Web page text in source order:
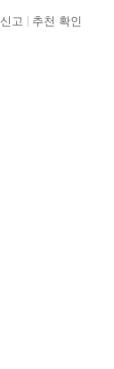
고 추천 확인